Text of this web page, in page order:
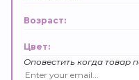
Возраст:
Цвет:
Оповестить когда товар